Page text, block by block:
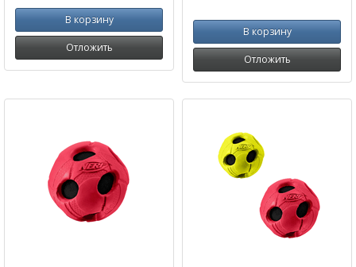
В корзину
Отложить
В корзину
Отложить